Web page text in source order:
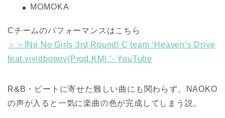
MOMOKA
Cチームのパフォーマンスはこちら
＞＞[No No Girls 3rd Round] C team ‘Heaven’s Drive
feat.vividboooy(Prod.KM) ’- YouTube
R&B・ビートに寄せた難しい曲にも関わらず、NAOKO
の声が入ると一気に楽曲の色が完成してしまう説。